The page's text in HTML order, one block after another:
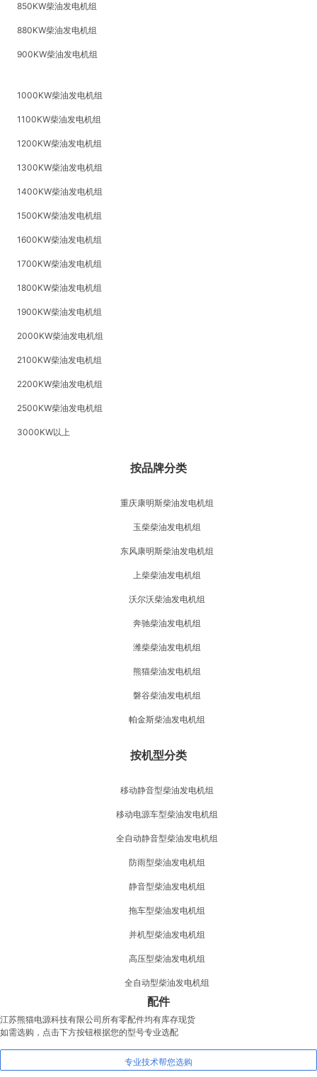
850KW柴油发电机组
880KW柴油发电机组
900KW柴油发电机组
1000KW柴油发电机组
1100KW柴油发电机组
1200KW柴油发电机组
1300KW柴油发电机组
1400KW柴油发电机组
1500KW柴油发电机组
1600KW柴油发电机组
1700KW柴油发电机组
1800KW柴油发电机组
1900KW柴油发电机组
2000KW柴油发电机组
2100KW柴油发电机组
2200KW柴油发电机组
2500KW柴油发电机组
3000KW以上
按品牌分类
重庆康明斯柴油发电机组
玉柴柴油发电机组
东风康明斯柴油发电机组
上柴柴油发电机组
沃尔沃柴油发电机组
奔驰柴油发电机组
潍柴柴油发电机组
熊猫柴油发电机组
磐谷柴油发电机组
帕金斯柴油发电机组
按机型分类
移动静音型柴油发电机组
移动电源车型柴油发电机组
全自动静音型柴油发电机组
防雨型柴油发电机组
静音型柴油发电机组
拖车型柴油发电机组
并机型柴油发电机组
高压型柴油发电机组
全自动型柴油发电机组
配件
江苏熊猫电源科技有限公司所有零配件均有库存现货
如需选购，点击下方按钮根据您的型号专业选配
专业技术帮您选购